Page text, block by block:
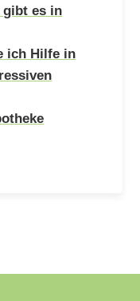
gibt es in
ich Hilfe in